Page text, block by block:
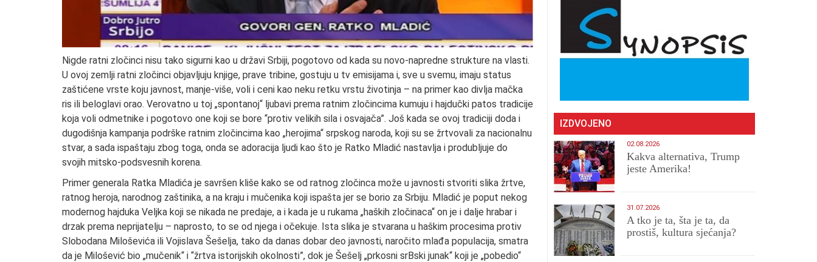
Nigde ratni zločinci nisu tako sigurni kao u državi Srbiji, pogotovo od kada su novo-napredne strukture na vlasti.
U ovoj zemlji ratni zločinci objavljuju knjige, prave tribine, gostuju u tv emisijama i, sve u svemu, imaju status
zaštićene vrste koju javnost, manje-više, voli i ceni kao neku retku vrstu životinja – na primer kao divlja mačka
ris ili beloglavi orao. Verovatno u toj „spontanoj“ ljubavi prema ratnim zločincima kumuju i hajdučki patos tradicije
koja voli odmetnike i pogotovo one koji se bore “protiv velikih sila i osvajača”. Još kada se ovoj tradiciji doda i
dugodišnja kampanja podrške ratnim zločincima kao „herojima“ srpskog naroda, koji su se žrtvovali za nacionalnu
stvar, a sada ispaštaju zbog toga, onda se adoracija ljudi kao što je Ratko Mladić nastavlja i produbljuje do
svojih mitsko-podsvesnih korena.
Primer generala Ratka Mladića je savršen kliše kako se od ratnog zločinca može u javnosti stvoriti slika žrtve,
ratnog heroja, narodnog zaštinika, a na kraju i mučenika koji ispašta jer se borio za Srbiju. Mladić je poput nekog
modernog hajduka Veljka koji se nikada ne predaje, a i kada je u rukama „haških zločinaca“ on je i dalje hrabar i
drzak prema neprijatelju – naprosto, to se od njega i očekuje. Ista slika je stvarana u haškim procesima protiv
Slobodana Miloševića ili Vojislava Šešelja, tako da danas dobar deo javnosti, naročito mlađa populacija, smatra
da je Milošević bio „mučenik“ i “žrtva istorijskih okolnosti”, dok je Šešelj „prkosni srBski junak“ koji je „pobedio“
IZDVOJENO
02.08.2026
Kakva alternativa, Trump
jeste Amerika!
31.07.2026
A tko je ta, šta je ta, da
prostiš, kultura sjećanja?